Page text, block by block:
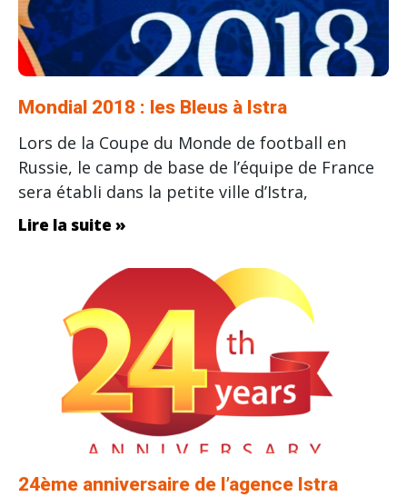
Mondial 2018 : les Bleus à Istra
Lors de la Coupe du Monde de football en
Russie, le camp de base de l’équipe de France
sera établi dans la petite ville d’Istra,
Lire la suite »
24ème anniversaire de l’agence Istra